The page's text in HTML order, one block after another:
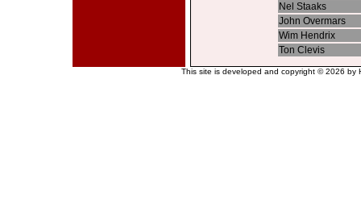
Nel Staaks
John Overmars
Wim Hendrix
Ton Clevis
This site is developed and copyright © 2026 by